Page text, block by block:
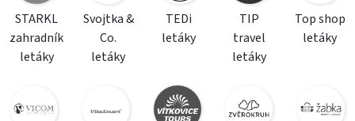
STARKL
zahradník
letáky
Svojtka &
Co.
letáky
TEDi
letáky
TIP
travel
letáky
Top shop
letáky